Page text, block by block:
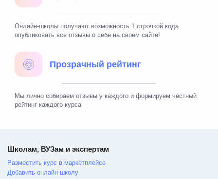
Онлайн-школы получают возможность 1 строчкой кода
опубликовать все отзывы о себе на своем сайте!
Прозрачный рейтинг
Мы лично собираем отзывы у каждого и формируем честный
рейтинг каждого курса
Школам, ВУЗам и экспертам
Разместить курс в маркетплейсе
Добавить онлайн-школу